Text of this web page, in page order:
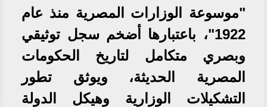
"موسوعة الوزارات المصرية منذ عام
1922"، باعتبارها أضخم سجل توثيقي
وبصري متكامل لتاريخ الحكومات
المصرية الحديثة، ويوثق تطور
التشكيلات الوزارية وهيكل الدولة